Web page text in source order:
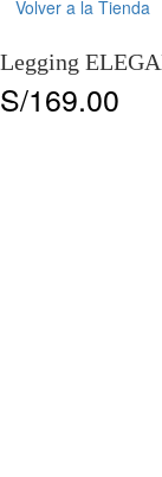
Volver a la Tienda
Legging
S/169.00